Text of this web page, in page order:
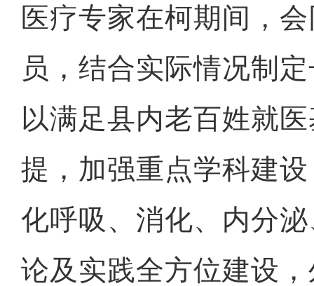
医疗专家在柯期间，
员，结合实际情况制
以满足县内老百姓就
提，加强重点学科建
化呼吸、消化、内分
论及实践全方位建设